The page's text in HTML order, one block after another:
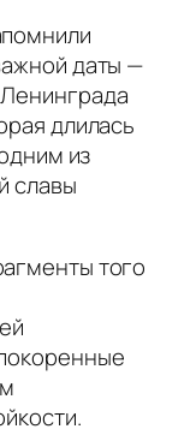
даты —
длилась
из
славы
того